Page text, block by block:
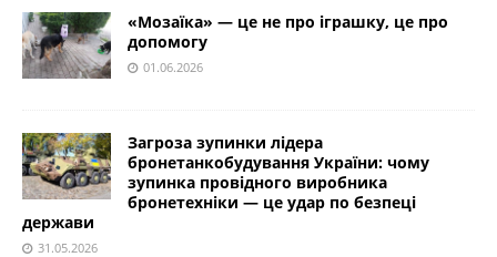
«Мозаїка» — це не про іграшку, це про
допомогу
01.06.2026
Загроза зупинки лідера
бронетанкобудування України: чому
зупинка провідного виробника
бронетехніки — це удар по безпеці
держави
31.05.2026